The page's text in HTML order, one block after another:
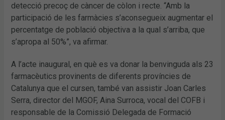
detecció precoç de càncer de còlon i recte. “Amb la
participació de les farmàcies s’aconsegueix augmentar el
percentatge de població objectiva a la qual s’arriba, que
s’apropa al 50%”, va afirmar.
A l’acte inaugural, en què es va donar la benvinguda als 23
farmacèutics provinents de diferents províncies de
Catalunya que el cursen, també van assistir Joan Carles
Serra, director del MGOF, Aina Surroca, vocal del COFB i
responsable de la Comissió Delegada de Formació